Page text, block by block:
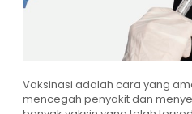
Vaksinasi adalah cara yang
mencegah penyakit dan